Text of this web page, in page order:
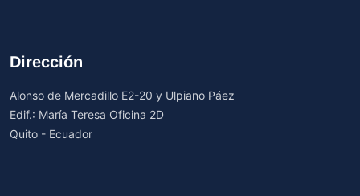
Dirección
Alonso de Mercadillo E2-20 y Ulpiano Páez
Edif.: María Teresa Oficina 2D
Quito - Ecuador